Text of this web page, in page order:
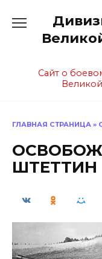
содержанию
Сайт о
ГЛАВНАЯ СТРАНИЦА »
ШТЕТТИН